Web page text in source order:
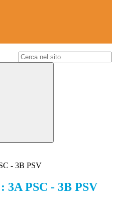
- 3B PSV
PSC - 3B PSV